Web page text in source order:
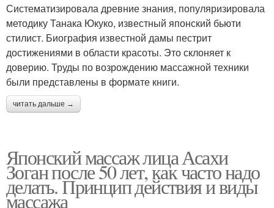
Систематизировала древние знания, популяризировала
методику Танака Юкуко, известный японский бьюти
стилист. Биография известной дамы пестрит
достижениями в области красоты. Это склоняет к
доверию. Труды по возрождению массажной техники
были представлены в формате книги.
читать дальше →
Японский массаж лица Асахи
Зоган после 50 лет, как часто надо
делать. Принцип действия и виды
массажа